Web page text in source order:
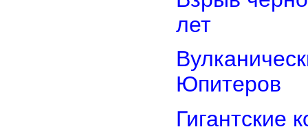
лет
Юпитеров
Гигантские